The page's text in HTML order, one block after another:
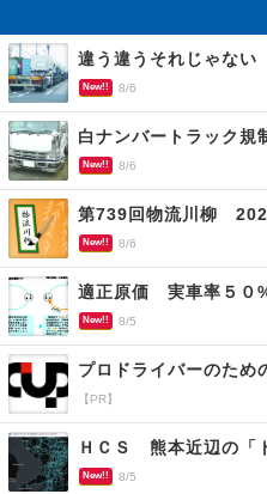
New!! 8/6
New!! 8/6
第739回物流川柳
New!! 8/6
New!! 8/5
プロドライバーのため
【PR】
ＨＣＳ 熊本近辺の「
New!! 8/5